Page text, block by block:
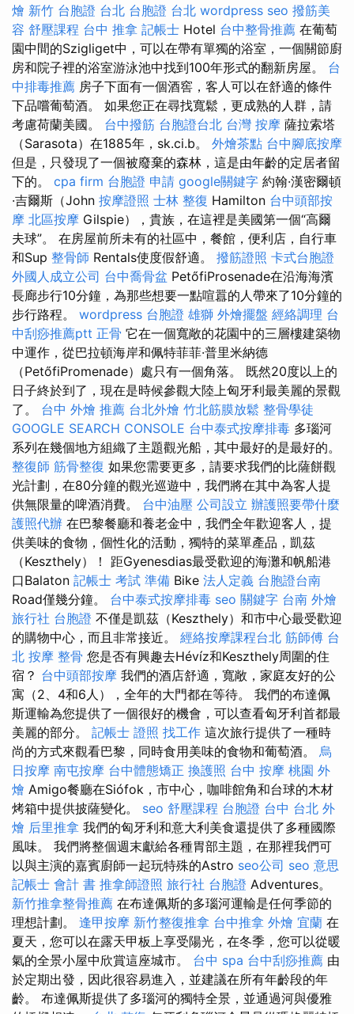
燴 新竹 台胞證 台北 台胞證 台北 wordpress seo 撥筋美
容 舒壓課程 台中 推拿 記帳士 Hotel 台中整骨推薦 在葡萄
園中間的Szigliget中，可以在帶有單獨的浴室，一個關節廚
房和院子裡的浴室游泳池中找到100年形式的翻新房屋。 台
中排毒推薦 房子下面有一個酒窖，客人可以在舒適的條件
下品嚐葡萄酒。 如果您正在尋找寬鬆，更成熟的人群，請
考慮荷蘭美國。 台中撥筋 台胞證台北 台灣 按摩 薩拉索塔
（Sarasota）在1885年，sk.ci.b。 外燴茶點 台中腳底按摩
但是，只發現了一個被廢棄的森林，這是由年齡的定居者留
下的。 cpa firm 台胞證 申請 google關鍵字 約翰·漢密爾頓
·吉爾斯（John 按摩證照 士林 整復 Hamilton 台中頭部按
摩 北區按摩 Gilspie），貴族，在這裡是美國第一個“高爾
夫球”。 在房屋前所未有的社區中，餐館，便利店，自行車
和Sup 整骨師 Rentals使度假舒適。 撥筋證照 卡式台胞證
外國人成立公司 台中喬骨盆 PetőfiProsenade在沿海海濱
長廊步行10分鐘，為那些想要一點喧囂的人帶來了10分鐘的
步行路程。 wordpress 台胞證 雄獅 外燴擺盤 經絡調理 台
中刮痧推薦ptt 正骨 它在一個寬敞的花園中的三層樓建築物
中運作，從巴拉頓海岸和佩特菲菲·普里米納德
（PetőfiPromenade）處只有一個角落。 既然20度以上的
日子終於到了，現在是時候參觀大陸上匈牙利最美麗的景觀
了。 台中 外燴 推薦 台北外燴 竹北筋膜放鬆 整骨學徒
GOOGLE SEARCH CONSOLE 台中泰式按摩排毒 多瑙河
系列在幾個地方組織了主題觀光船，其中最好的是最好的。
整復師 筋骨整復 如果您需要更多，請要求我們的比薩餅觀
光計劃，在80分鐘的觀光巡遊中，我們將在其中為客人提
供無限量的啤酒消費。 台中油壓 公司設立 辦護照要帶什麼
護照代辦 在巴黎餐廳和養老金中，我們全年歡迎客人，提
供美味的食物，個性化的活動，獨特的菜單產品，凱茲
（Keszthely）！ 距Gyenesdias最受歡迎的海灘和帆船港
口Balaton 記帳士 考試 準備 Bike 法人定義 台胞證台南
Road僅幾分鐘。 台中泰式按摩排毒 seo 關鍵字 台南 外燴
旅行社 台胞證 不僅是凱茲（Keszthely）和市中心最受歡迎
的購物中心，而且非常接近。 經絡按摩課程台北 筋師傅 台
北 按摩 整骨 您是否有興趣去Hévíz和Keszthely周圍的住
宿？ 台中頭部按摩 我們的酒店舒適，寬敞，家庭友好的公
寓（2、4和6人），全年的大門都在等待。 我們的布達佩
斯運輸為您提供了一個很好的機會，可以查看匈牙利首都最
美麗的部分。 記帳士 證照 找工作 這次旅行提供了一種時
尚的方式來觀看巴黎，同時食用美味的食物和葡萄酒。 烏
日按摩 南屯按摩 台中體態矯正 換護照 台中 按摩 桃園 外
燴 Amigo餐廳在Siófok，市中心，咖啡館角和台球的木材
烤箱中提供披薩變化。 seo 舒壓課程 台胞證 台中 台北 外
燴 后里推拿 我們的匈牙利和意大利美食還提供了多種國際
風味。 我們將整個週末獻給各種胃部主題，在那裡我們可
以與主演的嘉賓廚師一起玩特殊的Astro seo公司 seo 意思
記帳士 會計 書 推拿師證照 旅行社 台胞證 Adventures。
新竹推拿整骨推薦 在布達佩斯的多瑙河運輸是任何季節的
理想計劃。 逢甲按摩 新竹整復推拿 台中推拿 外燴 宜蘭 在
夏天，您可以在露天甲板上享受陽光，在冬季，您可以從暖
氣的全景小屋中欣賞這座城市。 台中 spa 台中刮痧推薦 由
於定期出發，因此很容易進入，並建議在所有年齡段的年
齡。 布達佩斯提供了多瑙河的獨特全景，並通過河與優雅